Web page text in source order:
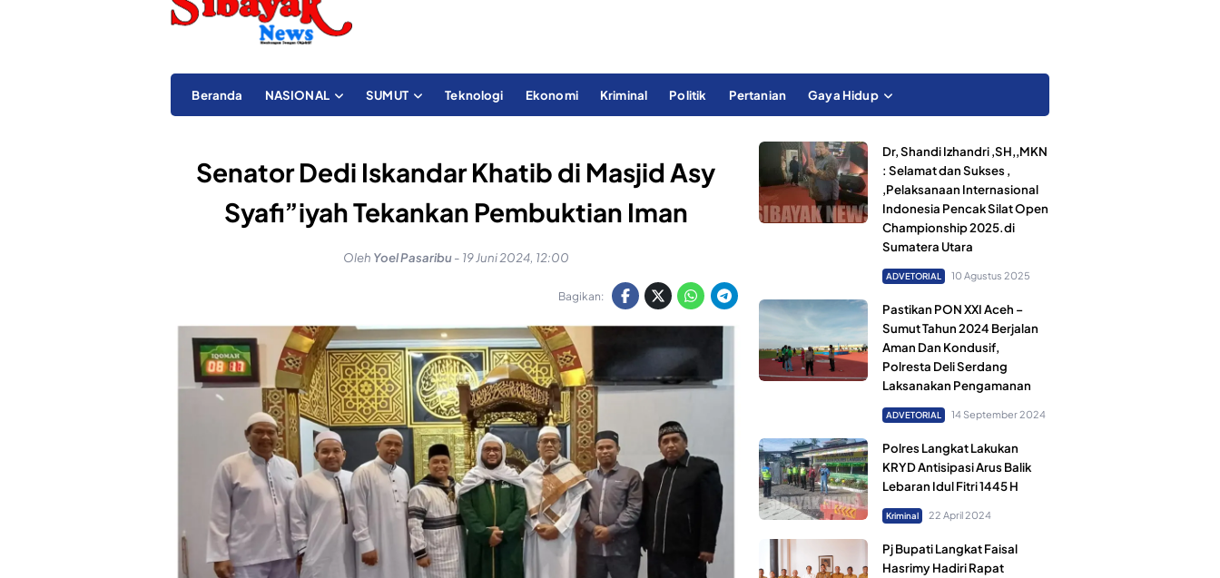
Beranda NASIONAL SUMUT Teknologi Ekonomi Kriminal Politik Pertanian Gaya Hidup
Senator Dedi Iskandar Khatib di Masjid Asy
Syafi”iyah Tekankan Pembuktian Iman
Oleh Yoel Pasaribu - 19 Juni 2024, 12:00
Bagikan:
Dr, Shandi Izhandri ,SH,,MKN
: Selamat dan Sukses ,
,Pelaksanaan Internasional
Indonesia Pencak Silat Open
Championship 2025.di
Sumatera Utara
ADVETORIAL 10 Agustus 2025
Pastikan PON XXI Aceh –
Sumut Tahun 2024 Berjalan
Aman Dan Kondusif,
Polresta Deli Serdang
Laksanakan Pengamanan
ADVETORIAL 14 September 2024
Polres Langkat Lakukan
KRYD Antisipasi Arus Balik
Lebaran Idul Fitri 1445 H
Kriminal 22 April 2024
Pj Bupati Langkat Faisal
Hasrimy Hadiri Rapat